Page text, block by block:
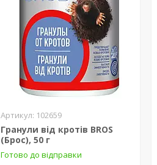
102659
Гранули від кротів BROS
(Брос), 50 г
Готово до відправки